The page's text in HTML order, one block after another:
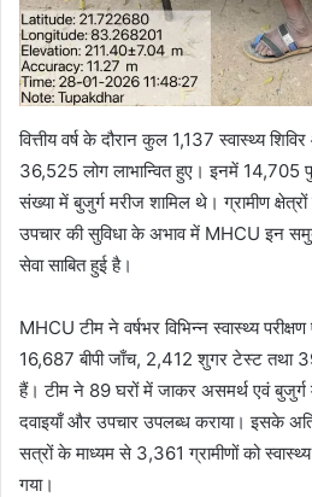
वित्तीय वर्ष के दौरान कुल 1,137 स्वास्थ्य
36,525 लोग लाभान्वित हुए। इनमें 14,705
संख्या में बुजुर्ग मरीज शामिल थे। ग्रामीण
उपचार की सुविधा के अभाव में MHCU इन
सेवा साबित हुई है।
MHCU टीम ने वर्षभर विभिन्न स्वास्थ्य
16,687 बीपी जाँच, 2,412 शुगर टेस्ट तथा
हैं। टीम ने 89 घरों में जाकर असमर्थ एवं बुजुर्ग
दवाइयाँ और उपचार उपलब्ध कराया। इसके
सत्रों के माध्यम से 3,361 ग्रामीणों को स्वास्थ्य
गया।